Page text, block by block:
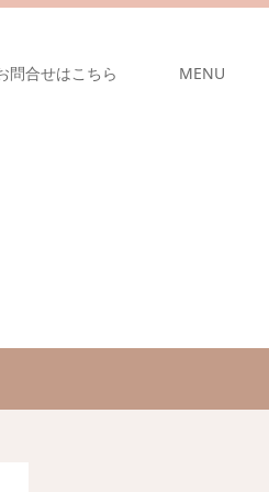
問合せはこちら MENU